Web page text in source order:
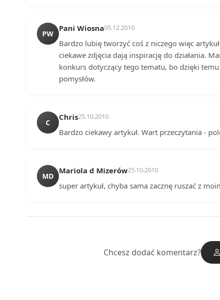
PW
Pani Wiosna05.12.2010
Bardzo lubię tworzyć coś z niczego więc
ciekawe zdjęcia dają inspirację do działania.
konkurs dotyczący tego tematu, bo dzięki
pomysłów.
C
Chris25.10.2010
Bardzo ciekawy artykuł. Wart przeczytania -
MD
Mariola d Mizerów25.10.2010
super artykuł, chyba sama zacznę ruszać z
Chcesz dodać komentarz?